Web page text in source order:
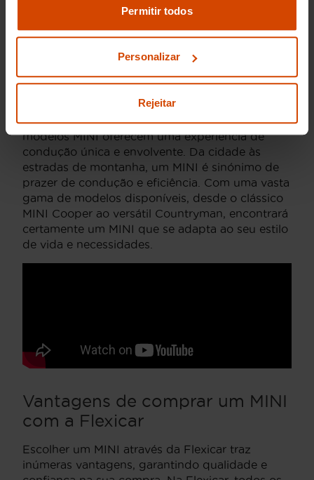
definições de cookies
definições e saber mais na nossa
Permitir todos
Personalizar
Rejeitar
Comprar um MINI
usado
Adquirir um MINI usado é a escolha ideal para
personalidade, estilo e desempenho. Conhecidos
pela sua condução ágil e design icónico, os
modelos MINI oferecem uma experiência de
condução única e envolvente. Da cidade às
estradas de montanha, um MINI é sinónimo de
prazer de condução e eficiência. Com uma vasta
gama de modelos disponíveis, desde o clássico
MINI Cooper ao versátil Countryman, encontrará
certamente um MINI que se adapta ao seu estilo
de vida e necessidades.
Vantagens de comprar um MINI
com a Flexicar
Escolher um MINI através da Flexicar traz
inúmeras vantagens, garantindo qualidade e